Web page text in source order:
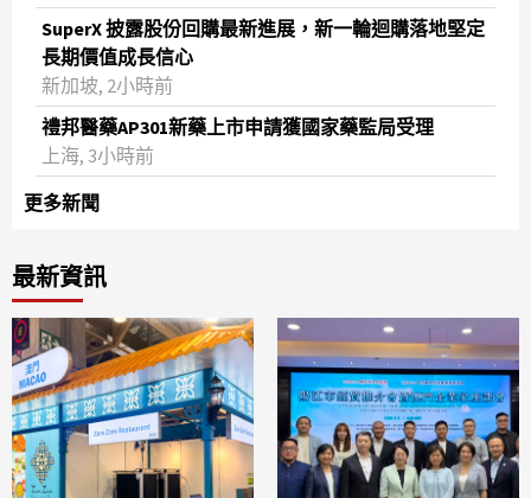
SuperX 披露股份回購最新進展，新一輪迴購落地堅定
長期價值成長信心
新加坡, 2小時前
禮邦醫藥AP301新藥上市申請獲國家藥監局受理
上海, 3小時前
更多新聞
最新資訊